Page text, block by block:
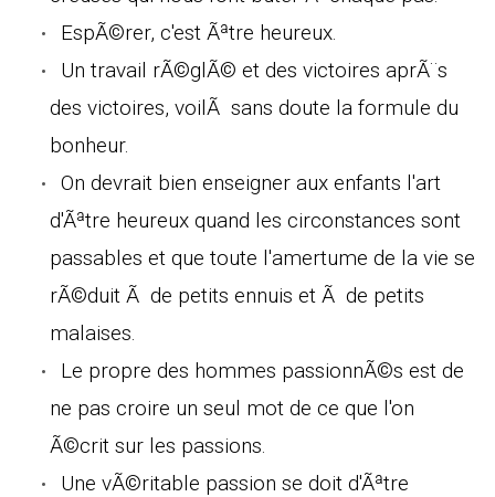
EspÃ©rer, c'est Ãªtre heureux.
Un travail rÃ©glÃ© et des victoires aprÃ¨s
des victoires, voilÃ sans doute la formule du
bonheur.
On devrait bien enseigner aux enfants l'art
d'Ãªtre heureux quand les circonstances sont
passables et que toute l'amertume de la vie se
rÃ©duit Ã de petits ennuis et Ã de petits
malaises.
Le propre des hommes passionnÃ©s est de
ne pas croire un seul mot de ce que l'on
Ã©crit sur les passions.
Une vÃ©ritable passion se doit d'Ãªtre